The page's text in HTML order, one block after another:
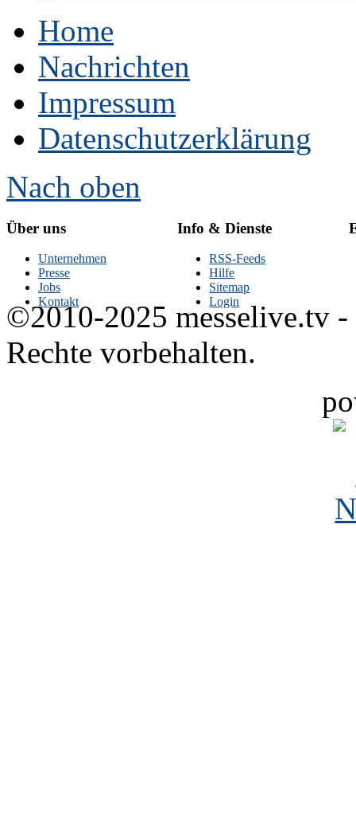
Home
Nachrichten
Impressum
Datenschutzerklärung
Nach oben
Über uns
Unternehmen
Presse
Jobs
Kontakt
Info & Dienste
RSS-Feeds
Hilfe
Sitemap
Login
©2010-2025 messelive.tv -
Rechte vorbehalten.